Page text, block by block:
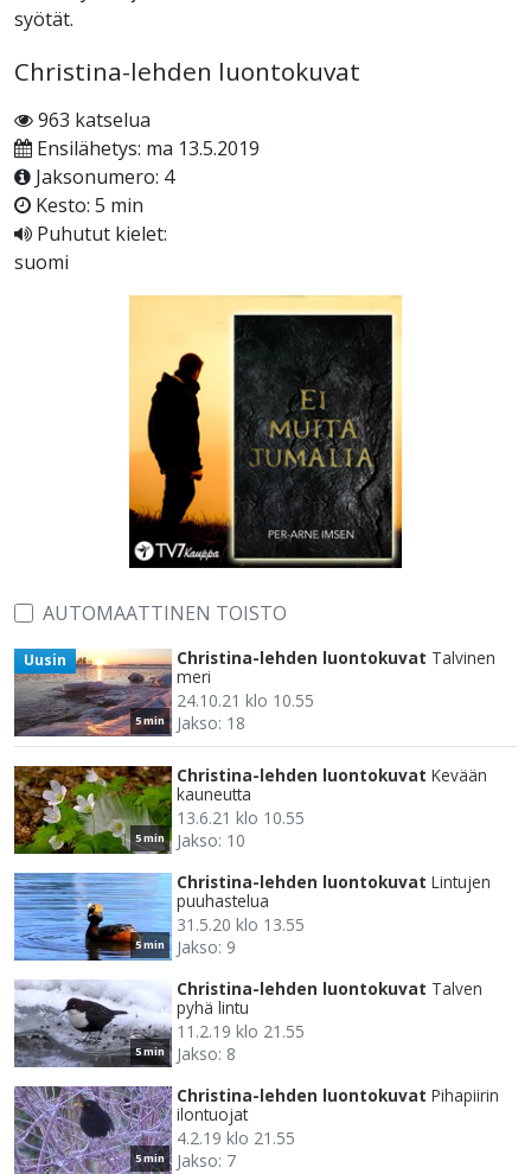
syötät.
Christina-lehden luontokuvat
963 katselua
Ensilähetys: ma 13.5.2019
Jaksonumero: 4
Kesto: 5 min
Puhutut kielet:
suomi
AUTOMAATTINEN TOISTO
5 min
Uusin Christina-lehden luontokuvat Talvinen
meri
24.10.21 klo 10.55
Jakso: 18
5 min
Christina-lehden luontokuvat Kevään
kauneutta
13.6.21 klo 10.55
Jakso: 10
5 min
Christina-lehden luontokuvat Lintujen
puuhastelua
31.5.20 klo 13.55
Jakso: 9
5 min
Christina-lehden luontokuvat Talven
pyhä lintu
11.2.19 klo 21.55
Jakso: 8
5 min
Christina-lehden luontokuvat Pihapiirin
ilontuojat
4.2.19 klo 21.55
Jakso: 7